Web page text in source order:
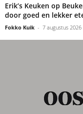
Erik’s Keuken op
door goed en lekker
Fokko Kuik - 7 augustus 2026